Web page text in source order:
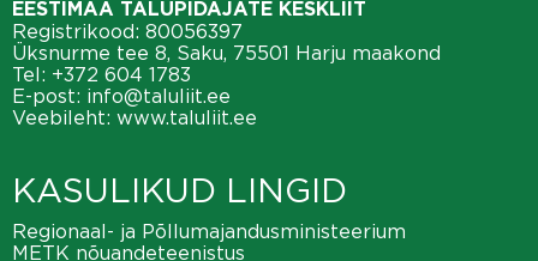
EESTIMAA TALUPIDAJATE KESKLIIT
Registrikood: 80056397
Üksnurme tee 8, Saku, 75501 Harju maakond
Tel: +372 604 1783
E-post: info@taluliit.ee
Veebileht: www.taluliit.ee
KASULIKUD LINGID
Regionaal- ja Põllumajandusministeerium
METK nõuandeteenistus